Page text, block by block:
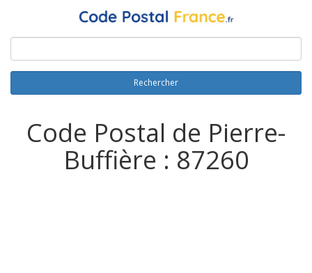
Rechercher
Code Postal de Pierre-
Buffière : 87260